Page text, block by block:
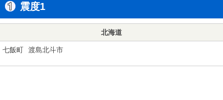
震度1
北海道
七飯町 渡島北斗市